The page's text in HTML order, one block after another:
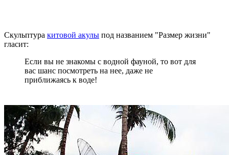
Скульптура китовой акулы под названием "Размер жизни"
гласит:
Если вы не знакомы с водной фауной, то вот для
вас шанс посмотреть на нее, даже не
приближаясь к воде!